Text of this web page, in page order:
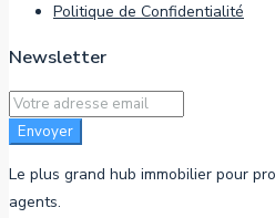
Politique de Confidentialité
Newsletter
Envoyer
Le plus grand hub immobilier pour
agents.